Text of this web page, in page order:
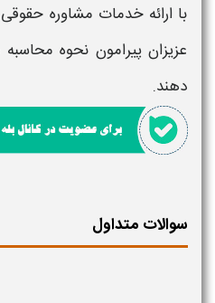
با ارائه خدمات مشاوره
عزیزان پیرامون نحوه محاسبه
دهند.
سوالات متداول